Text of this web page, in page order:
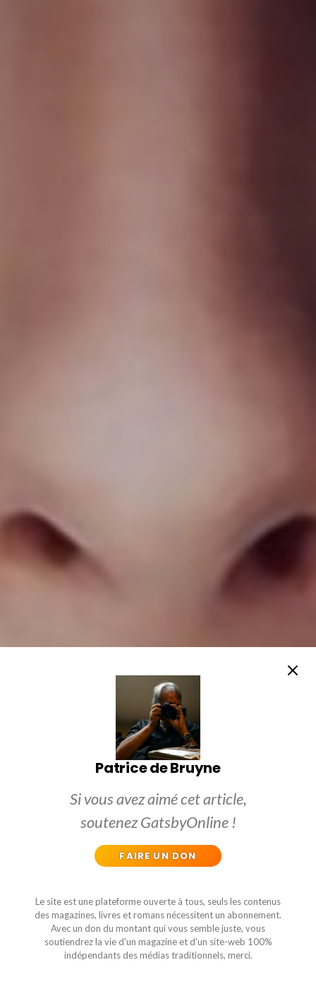
Patrice de Bruyne
Si vous avez aimé cet article,
soutenez GatsbyOnline !
FAIRE UN DON
Le site est une plateforme ouverte à tous, seuls les contenus
des magazines, livres et romans nécessitent un abonnement.
Avec un don du montant qui vous semble juste, vous
soutiendrez la vie d'un magazine et d'un site-web 100%
indépendants des médias traditionnels, merci.